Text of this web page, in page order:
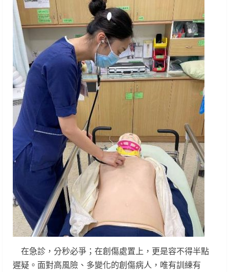
在急診，分秒必爭；在創傷處置上，更是容不得半點
遲疑。面對高風險、多變化的創傷病人，唯有訓練有